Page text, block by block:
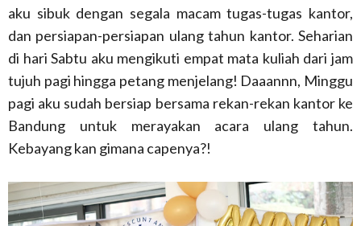
aku sibuk dengan segala macam tugas-tugas kantor,
dan persiapan-persiapan ulang tahun kantor. Seharian
di hari Sabtu aku mengikuti empat mata kuliah dari jam
tujuh pagi hingga petang menjelang! Daaannn, Minggu
pagi aku sudah bersiap bersama rekan-rekan kantor ke
Bandung untuk merayakan acara ulang tahun.
Kebayang kan gimana capenya?!